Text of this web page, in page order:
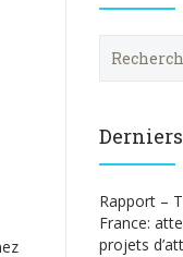
e
h
e
r
Rapport –
France:
projets